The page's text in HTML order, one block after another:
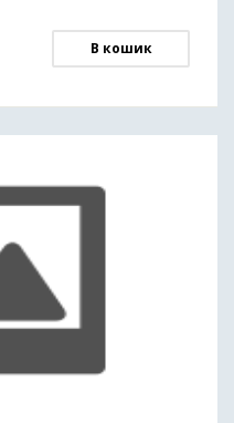
В кошик